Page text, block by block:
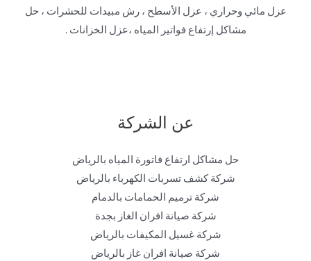
عزل مائي وحراري ، عزل الأسطح ، رش مبيدات للحشرات ، حل
مشاكل إرتفاع فواتير المياه ،عزل الخزانات .
عن الشركة
حل مشاكل ارتفاع فاتورة المياه بالرياض
شركة كشف تسربات الكهرباء بالرياض
شركة ترميم الحمامات بالدمام
شركة صيانة افران الغاز بجدة
شركة غسيل المكيفات بالرياض
شركة صيانة افران غاز بالرياض